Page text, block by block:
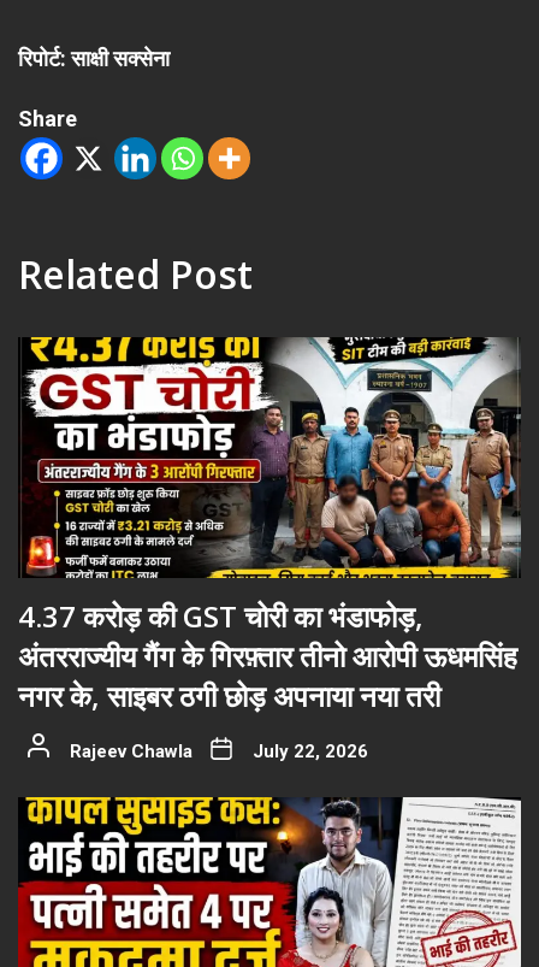
रिपोर्ट: साक्षी सक्सेना
Share
Related Post
4.37 करोड़ की GST चोरी का भंडाफोड़,
अंतरराज्यीय गैंग के गिरफ़्तार तीनो आरोपी ऊधमसिंह
नगर के, साइबर ठगी छोड़ अपनाया नया तरी
Rajeev Chawla July 22, 2026